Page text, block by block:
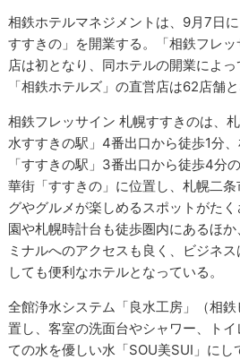
相鉄ホテルマネジメントは、9月7日
すすきの」を開業する。「相鉄フレ
店は初となり、同ホテルの開業によ
「相鉄ホテルズ」の直営店は62店舗と
相鉄フレッサイン 札幌すすきのは、
水すすきの駅」4番出口から徒歩1分
「すすきの駅」3番出口から徒歩4分
華街「すすきの」に位置し、札幌二
グやグルメが楽しめるスポットがた
園や札幌時計台も徒歩圏内にあるほ
ミナルへのアクセスも良く、ビジネ
しても便利なホテルとなっている。
全館浄水システム「良水工房」（相
置し、客室の洗面台やシャワー、ト
ての水を優しい水「SOU美SUI」に